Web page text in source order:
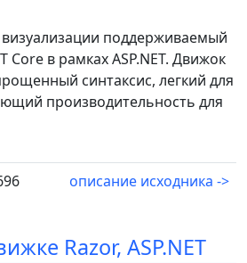
поддерживаемый
Core в рамках ASP.NET. Движок
синтаксис, легкий для
производительность для
описание исходника ->
Razor, ASP.NET